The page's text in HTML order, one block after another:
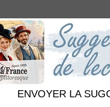
ENVOYER LA